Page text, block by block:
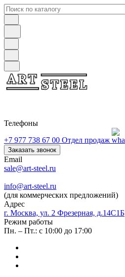
Телефоны
+7 977 738 67 00 Отдел продаж
Заказать звонок
Email
sale@art-steel.ru
info@art-steel.ru
(для коммерческих предложений)
Адрес
г. Москва, ул. 2 Фрезерная, д.14С1Б
Режим работы
Пн. – Пт.: с 10:00 до 17:00